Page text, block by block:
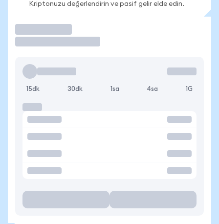
Kriptonuzu değerlendirin ve pasif gelir elde edin.
15dk 30dk 1sa 4sa 1G